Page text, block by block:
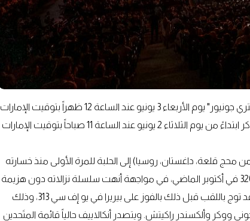
وستُطرح تذاكر "ليلة النزال من يو إف سي: أنكالاييف ضد راونتري جونيور" يوم الأربعاء 3 يونيو عند الساعة 12 ظهراً بتوقيت الإمارات
عبر موقع Ticketmaster.ae، فيما سيتاح الشراء المبكر للتذاكر ابتداءً من يوم الثلاثاء 2 يونيو عند الساعة 11 صباحاً بتوقيت الإمارات
تعادل واحد، من محج قلعة، داغستان، روسيا) إلى الحلبة للمرة الأولى منذ خسارته
لقب الوزن الخفيف الثقيل أمام أليكس بيريرا في يو إف سي 320 في أكتوبر الماضي، في مواجهة أنهت سلسلة نزالاته دون هزيمة
على مدى سبع سنوات. وكان النجم البالغ من العمر 33 عاماً قد توج باللقب قبل ذلك بالفوز على بيريرا في يو إف سي 313، وذلك
وألكسندر راكيتش. ويتصدر أنكالاييف حالياً قائمة المتَحدين